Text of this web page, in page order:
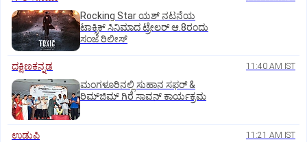
Rocking Star ಯಶ್‌ ನಟನೆಯ
ಟಾಕ್ಸಿಕ್‌ ಸಿನಿಮಾದ ಟ್ರೇಲರ್‌ ಆ.8ರಂದು
ಸಂಜೆ ರಿಲೀಸ್
ದಕ್ಷಿಣಕನ್ನಡ 11:40 AM IST
ಮಂಗಳೂರಿನಲ್ಲಿ ಸುಹಾನ ಸಫರ್ &
ರಿಮ್‌ಜಿಮ್ ಗಿರೆ ಸಾವನ್ ಕಾರ್ಯಕ್ರಮ
ಉಡುಪಿ 11:21 AM IST